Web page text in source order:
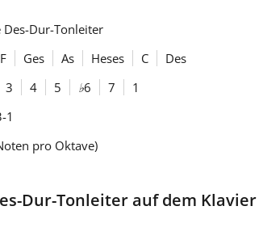
Dur-Tonleiter
F Ges As Heses C Des
3 4 5 ♭6 7 1
1
pro Oktave)
Dur-Tonleiter auf dem Klavier